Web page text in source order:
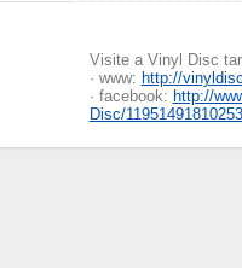
Visite a Vinyl Disc
· www: http://
· facebook: http://
Disc/